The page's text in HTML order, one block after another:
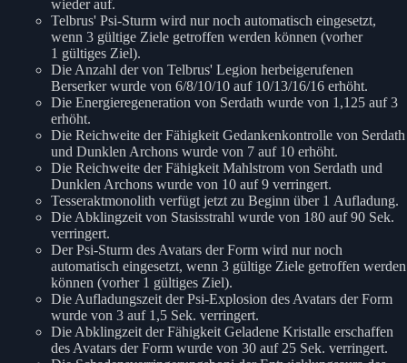
wieder auf.
Telbrus' Psi-Sturm wird nur noch automatisch eingesetzt,
wenn 3 gültige Ziele getroffen werden können (vorher
1 gültiges Ziel).
Die Anzahl der von Telbrus' Legion herbeigerufenen
Berserker wurde von 6/8/10/10 auf 10/13/16/16 erhöht.
Die Energieregeneration von Serdath wurde von 1,125 auf 3
erhöht.
Die Reichweite der Fähigkeit Gedankenkontrolle von Serdath
und Dunklen Archons wurde von 7 auf 10 erhöht.
Die Reichweite der Fähigkeit Mahlstrom von Serdath und
Dunklen Archons wurde von 10 auf 9 verringert.
Tesseraktmonolith verfügt jetzt zu Beginn über 1 Aufladung.
Die Abklingzeit von Stasisstrahl wurde von 180 auf 90 Sek.
verringert.
Der Psi-Sturm des Avatars der Form wird nur noch
automatisch eingesetzt, wenn 3 gültige Ziele getroffen werden
können (vorher 1 gültiges Ziel).
Die Aufladungszeit der Psi-Explosion des Avatars der Form
wurde von 3 auf 1,5 Sek. verringert.
Die Abklingzeit der Fähigkeit Geladene Kristalle erschaffen
des Avatars der Form wurde von 30 auf 25 Sek. verringert.